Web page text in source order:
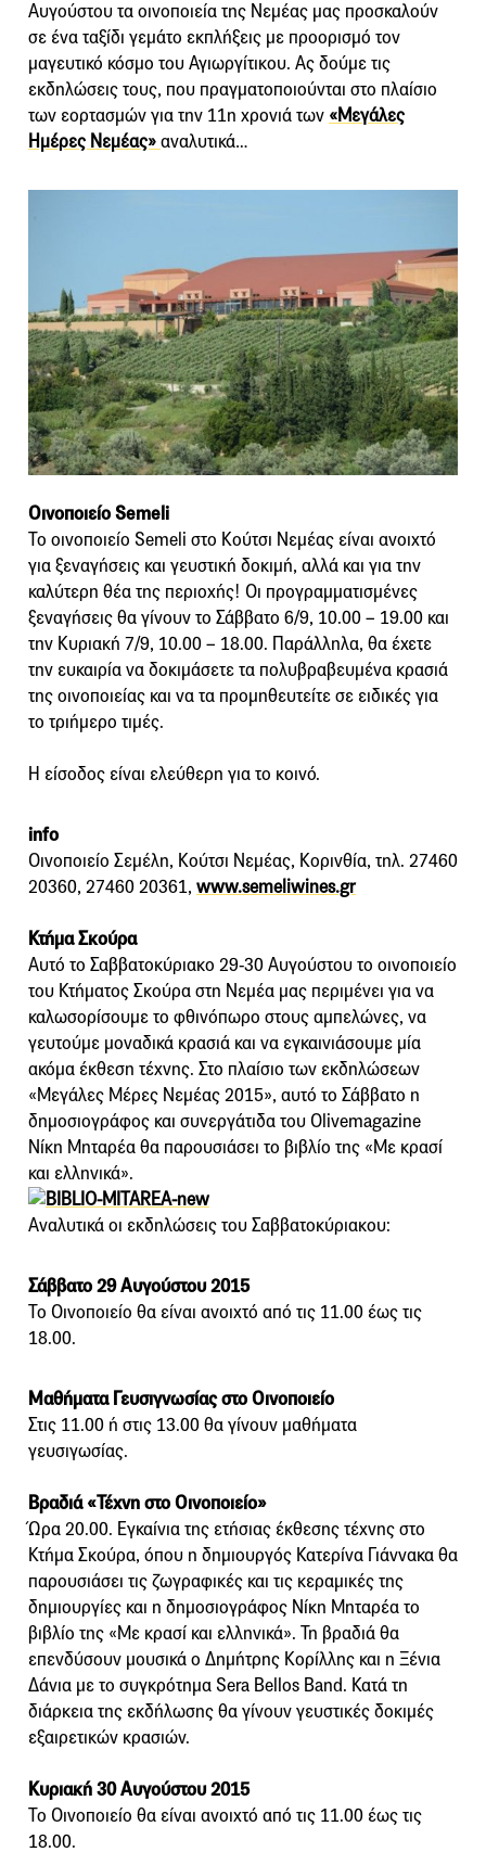
Αυγούστου τα οινοποιεία της Νεμέας μας προσκαλούν
σε ένα ταξίδι γεμάτο εκπλήξεις με προορισμό τον
μαγευτικό κόσμο του Αγιωργίτικου. Ας δούμε τις
εκδηλώσεις τους, που πραγματοποιούνται στo πλαίσιo
των εορτασμών για την 11η χρονιά των «Μεγάλες
Ημέρες Νεμέας»αναλυτικά…
Οινοποιείο Semeli
Το οινοποιείο Semeli στο Κούτσι Νεμέας είναι ανοιχτό
για ξεναγήσεις και γευστική δοκιμή, αλλά και για την
καλύτερη θέα της περιοχής! Οι προγραμματισμένες
ξεναγήσεις θα γίνουν το Σάββατο 6/9, 10.00 – 19.00 και
την Κυριακή 7/9, 10.00 – 18.00. Παράλληλα, θα έχετε
την ευκαιρία να δοκιμάσετε τα πολυβραβευμένα κρασιά
της οινοποιείας και να τα προμηθευτείτε σε ειδικές για
το τριήμερο τιμές.
Η είσοδος είναι ελεύθερη για το κοινό.
info
Οινοποιείο Σεμέλη, Κούτσι Νεμέας, Κορινθία, τηλ. 27460
20360, 27460 20361, www.semeliwines.gr
Κτήμα Σκούρα
Αυτό το Σαββατοκύριακο 29-30 Αυγούστου το οινοποιείο
του Κτήματος Σκούρα στη Νεμέα μας περιμένει για να
καλωσορίσουμε το φθινόπωρο στους αμπελώνες, να
γευτούμε μοναδικά κρασιά και να εγκαινιάσουμε μία
ακόμα έκθεση τέχνης. Στο πλαίσιο των εκδηλώσεων
«Μεγάλες Μέρες Νεμέας 2015», αυτό το Σάββατο η
δημοσιογράφος και συνεργάτιδα του Olivemagazine
Νίκη Μηταρέα θα παρουσιάσει το βιβλίο της «Με κρασί
και ελληνικά».
Αναλυτικά οι εκδηλώσεις του Σαββατοκύριακου:
Σάββατο 29 Αυγούστου 2015
Το Οινοποιείο θα είναι ανοιχτό από τις 11.00 έως τις
18.00.
Μαθήματα Γευσιγνωσίας στο Οινοποιείο
Στις 11.00 ή στις 13.00 θα γίνουν μαθήματα
γευσιγωσίας.
Βραδιά «Τέχνη στο Οινοποιείο»
Ώρα 20.00. Εγκαίνια της ετήσιας έκθεσης τέχνης στο
Κτήμα Σκούρα, όπου η δημιουργός Κατερίνα Γιάννακα θα
παρουσιάσει τις ζωγραφικές και τις κεραμικές της
δημιουργίες και η δημοσιογράφος Νίκη Μηταρέα το
βιβλίο της «Με κρασί και ελληνικά». Τη βραδιά θα
επενδύσουν μουσικά ο Δημήτρης Κορίλλης και η Ξένια
Δάνια με το συγκρότημα Sera Bellos Band. Κατά τη
διάρκεια της εκδήλωσης θα γίνουν γευστικές δοκιμές
εξαιρετικών κρασιών.
Κυριακή 30 Αυγούστου 2015
Το Οινοποιείο θα είναι ανοιχτό από τις 11.00 έως τις
18.00.